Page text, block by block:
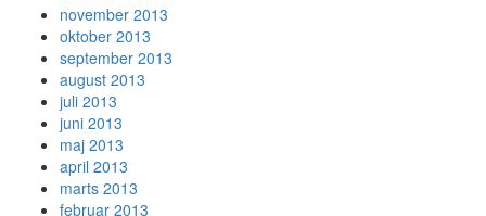
november 2013
oktober 2013
september 2013
august 2013
juli 2013
juni 2013
maj 2013
april 2013
marts 2013
februar 2013